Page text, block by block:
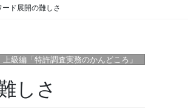
ド展開の難しさ
上級編「特許調査実務のかんどころ」
しさ